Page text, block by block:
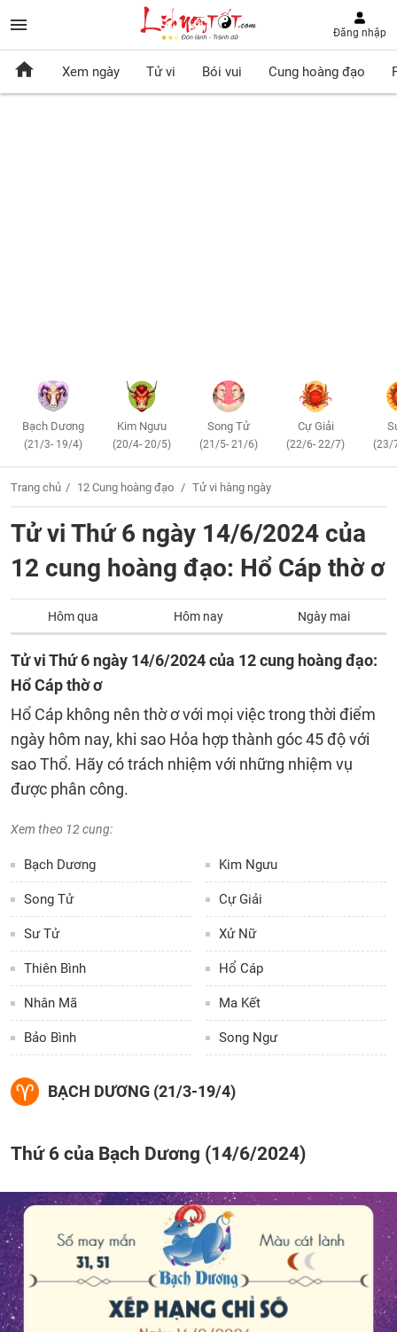
Đăng nhập
Xem ngày Tử vi Bói vui Cung hoàng đạo
Bạch Dương
(21/3- 19/4)
Kim Ngưu
(20/4- 20/5)
Song Tử
(21/5- 21/6)
Cự Giải
(22/6- 22/7) (23/
Trang chủ 12 Cung hoàng đạo Tử vi hàng ngày
Tử vi Thứ 6 ngày 14/6/2024 của
12 cung hoàng đạo: Hổ Cáp thờ ơ
Hôm qua Hôm nay Ngày mai
Tử vi Thứ 6 ngày 14/6/2024 của 12 cung hoàng đạo:
Hổ Cáp thờ ơ
Hổ Cáp không nên thờ ơ với mọi việc trong thời điểm
ngày hôm nay, khi sao Hỏa hợp thành góc 45 độ với
sao Thổ. Hãy có trách nhiệm với những nhiệm vụ
được phân công.
Xem theo 12 cung:
Bạch Dương Kim Ngưu
Song Tử Cự Giải
Sư Tử Xử Nữ
Thiên Bình Hổ Cáp
Nhân Mã Ma Kết
Bảo Bình Song Ngư
BẠCH DƯƠNG (21/3-19/4)
Thứ 6 của Bạch Dương (14/6/2024)